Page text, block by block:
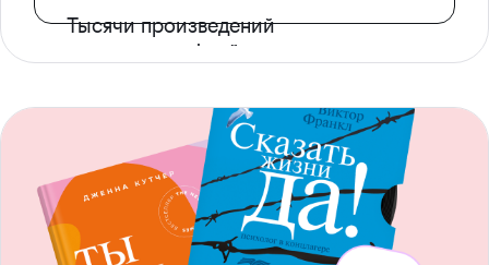
Тысячи произведений
с доступом офлайн